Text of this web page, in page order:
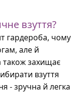
взуття?
гардероба, чому
але й
також захищає
взуття
- зручна й легка